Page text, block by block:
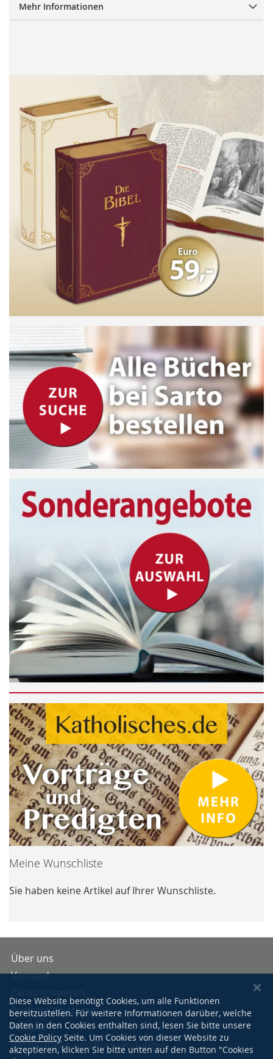
Mehr Informationen
Meine Wunschliste
Sie haben keine Artikel auf Ihrer Wunschliste.
Über uns
Versand
Buchpreisbindung
Kontakt
Bestellungen und Rücksendungen
Diese Website benötigt Cookies, um alle Funktionen
bereitzustellen. Für weitere Informationen darüber, welche
Daten in den Cookies enthalten sind, lesen Sie bitte unsere
Cookie Policy Seite. Um Cookies von dieser Website zu
akzeptieren, klicken Sie bitte unten auf den Button "Cookies